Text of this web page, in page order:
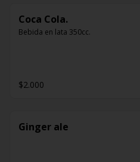
Coca Cola.
Bebida en lata 350cc.
$2.000
Ginger ale